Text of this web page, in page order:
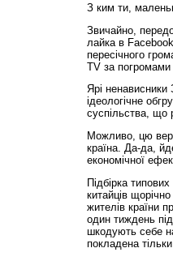
З ким ти,
Звичайно,
лайка в
пересічного
TV за погромами
Ярі
ідеологічне
суспільства, що
Можливо, цю
країна. Да-да,
економічної
Підбірка
китайців
жителів країни
один тиждень
шкодують себе
покладена